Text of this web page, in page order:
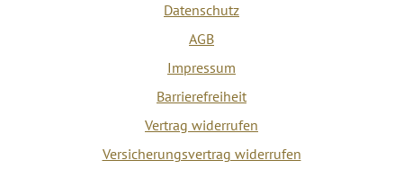
Datenschutz
AGB
Impressum
Barrierefreiheit
Vertrag widerrufen
Versicherungsvertrag widerrufen